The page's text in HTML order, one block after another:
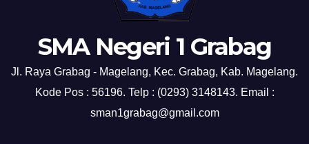
SMA Negeri 1 Grabag
Jl. Raya Grabag - Magelang, Kec. Grabag, Kab. Magelang.
Kode Pos : 56196. Telp : (0293) 3148143. Email :
sman1grabag@gmail.com